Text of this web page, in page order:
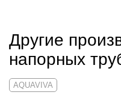
Другие
напорных
AQUAVIVA